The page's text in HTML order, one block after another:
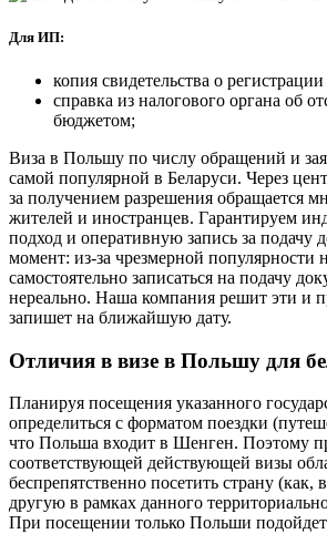
Для ИП:
копия свидетельства о
справка из налогового органа об
бюджетом;
Виза в Польшу по числу обращений и
самой популярной в Беларуси. Через
за получением разрешения обращается
жителей и иностранцев. Гарантируем
подход и оперативную запись за
момент: из-за чрезмерной популярности
самостоятельно записаться на подачу
нереально. Наша компания решит эти и
запишет на ближайшую дату.
Отличия в визе в Польшу для
Планируя посещения указанного
определиться с форматом поездки
что Польша входит в Шенген. Поэтому
соответствующей действующей визы
беспрепятственно посетить страну
другую в рамках данного
При посещении только Польши подойдет